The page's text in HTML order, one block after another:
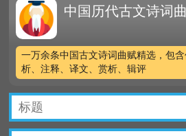
中国历代古文诗词
一万余条中国古文诗词曲赋精选，包
析、注释、译文、赏析、辑评